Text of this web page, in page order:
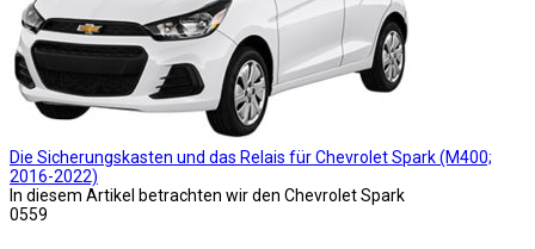
Die Sicherungskasten und das Relais für Chevrolet Spark (M400;
2016-2022)
In diesem Artikel betrachten wir den Chevrolet Spark
0559